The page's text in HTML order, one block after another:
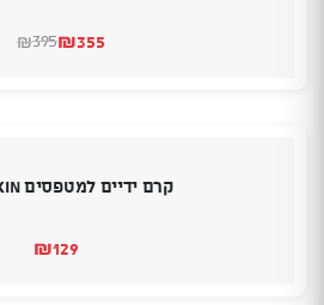
₪395
המחיר₪355
המחיר
קרם ידיים למטפסים Climbskin
₪129